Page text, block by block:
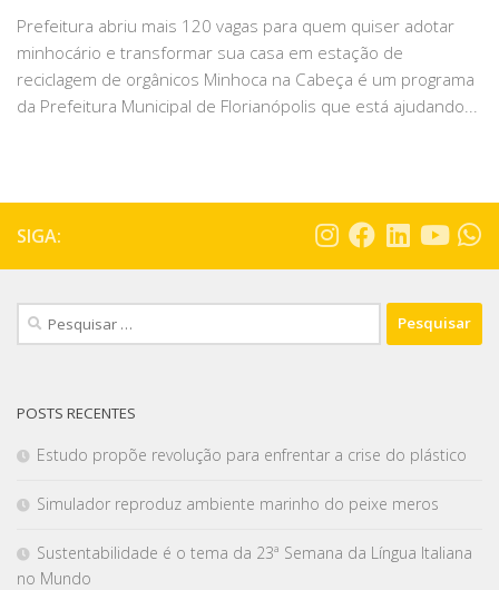
Prefeitura abriu mais 120 vagas para quem quiser adotar
minhocário e transformar sua casa em estação de
reciclagem de orgânicos Minhoca na Cabeça é um programa
da Prefeitura Municipal de Florianópolis que está ajudando...
SIGA:
POSTS RECENTES
Estudo propõe revolução para enfrentar a crise do plástico
Simulador reproduz ambiente marinho do peixe meros
Sustentabilidade é o tema da 23ª Semana da Língua Italiana
no Mundo